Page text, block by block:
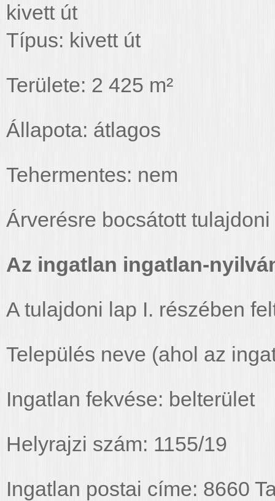
kivett út
Típus: kivett út
Területe: 2 425 m²
Állapota: átlagos
Tehermentes: nem
Árverésre bocsátott
Az ingatlan ingatlan-
A tulajdoni lap I. részében
Település neve (ahol az
Ingatlan fekvése: belterület
Helyrajzi szám: 1155/19
Ingatlan postai címe: 8660